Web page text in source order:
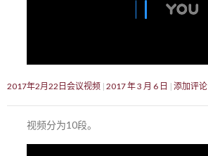
2017年2月22日会议视频 2017 年 3 月 6 日 添加评论
视频分为10段。